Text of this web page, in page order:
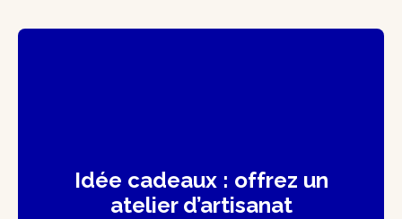
Idée cadeaux : offrez un
atelier d’artisanat